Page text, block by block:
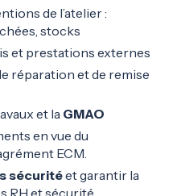
de l’atelier :
stocks
et prestations externes
réparation et de remise
et la GMAO
en vue du
ECM.
sécuritéet garantir la
RH et sécurité